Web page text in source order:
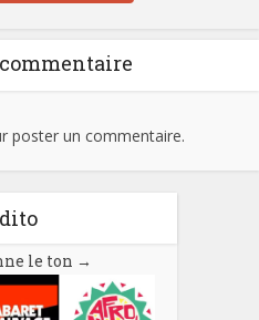
poster un commentaire.
le ton →